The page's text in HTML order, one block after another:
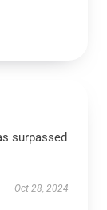
surpassed
Oct 28, 2024